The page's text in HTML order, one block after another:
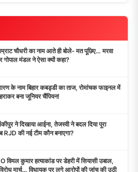
चौधरी का नाम आते ही बोले- मत पूछिए… मरवा
मंडल ने ऐसा क्यों कहा?
के नाम बिहार कबड्डी का ताज, रोमांचक फाइनल में
बना जूनियर चैंपियन!
ने दिखाया आईना, तेजस्वी ने बदल दिया पूरा
की नई टीम कौन बनाएगा?
विमल कुमार हत्याकांड पर डेहरी में सियासी उबाल,
मार्च… विधायक पर लगे आरोपों की जांच की उठी